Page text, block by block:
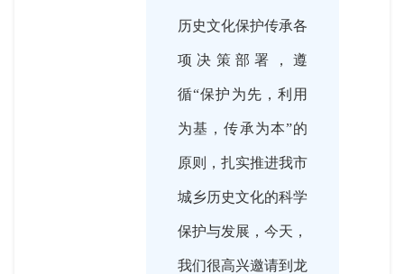
历史文化保护传承各
项决策部署，遵
循“保护为先，利用
为基，传承为本”的
原则，扎实推进我市
城乡历史文化的科学
保护与发展，今天，
我们很高兴邀请到龙